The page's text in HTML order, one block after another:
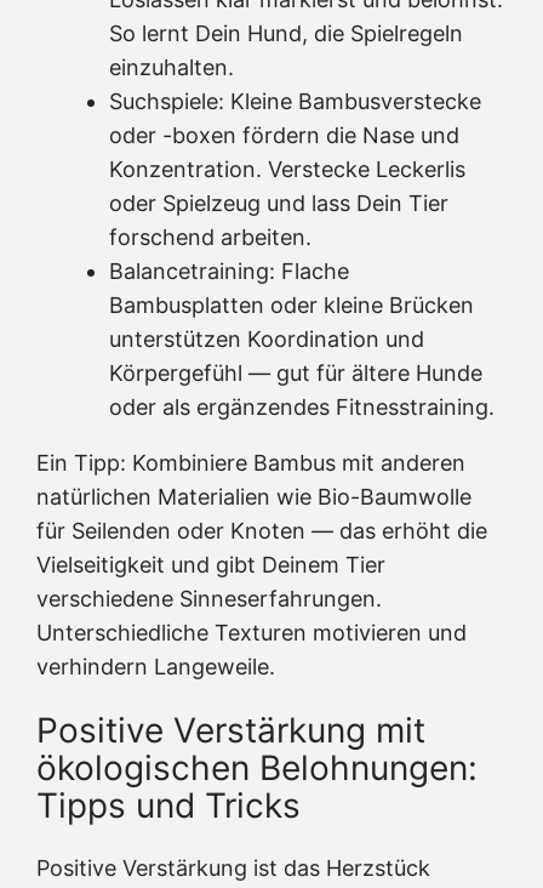
So lernt Dein Hund, die Spielregeln
einzuhalten.
Suchspiele: Kleine Bambusverstecke
oder -boxen fördern die Nase und
Konzentration. Verstecke Leckerlis
oder Spielzeug und lass Dein Tier
forschend arbeiten.
Balancetraining: Flache
Bambusplatten oder kleine Brücken
unterstützen Koordination und
Körpergefühl — gut für ältere Hunde
oder als ergänzendes Fitnesstraining.
Ein Tipp: Kombiniere Bambus mit anderen
natürlichen Materialien wie Bio-Baumwolle
für Seilenden oder Knoten — das erhöht die
Vielseitigkeit und gibt Deinem Tier
verschiedene Sinneserfahrungen.
Unterschiedliche Texturen motivieren und
verhindern Langeweile.
Positive Verstärkung mit
ökologischen Belohnungen:
Tipps und Tricks
Positive Verstärkung ist das Herzstück